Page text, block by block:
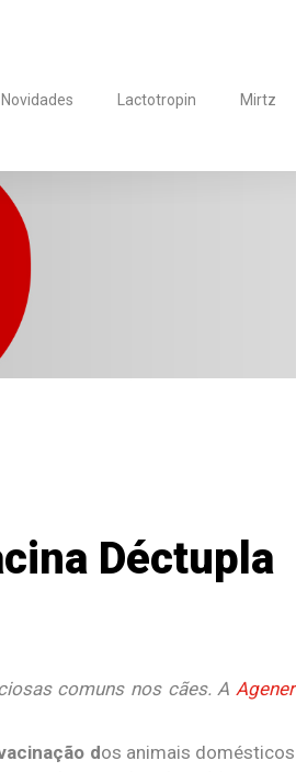
Novidades Lactotropin Mirtz
Déctupla
comuns nos cães. A Agener
dos animais domésticos